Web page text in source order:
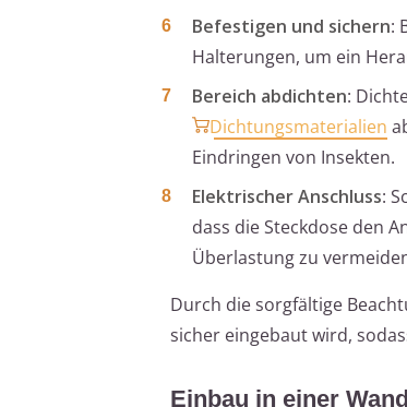
Befestigen und sichern:
Halterungen, um ein
Bereich abdichten:
Dichtungsmaterialien
Eindringen von Insekten.
Elektrischer Anschluss:
dass die Steckdose den
Überlastung zu
Durch die sorgfältige
sicher eingebaut wird,
Einbau in einer